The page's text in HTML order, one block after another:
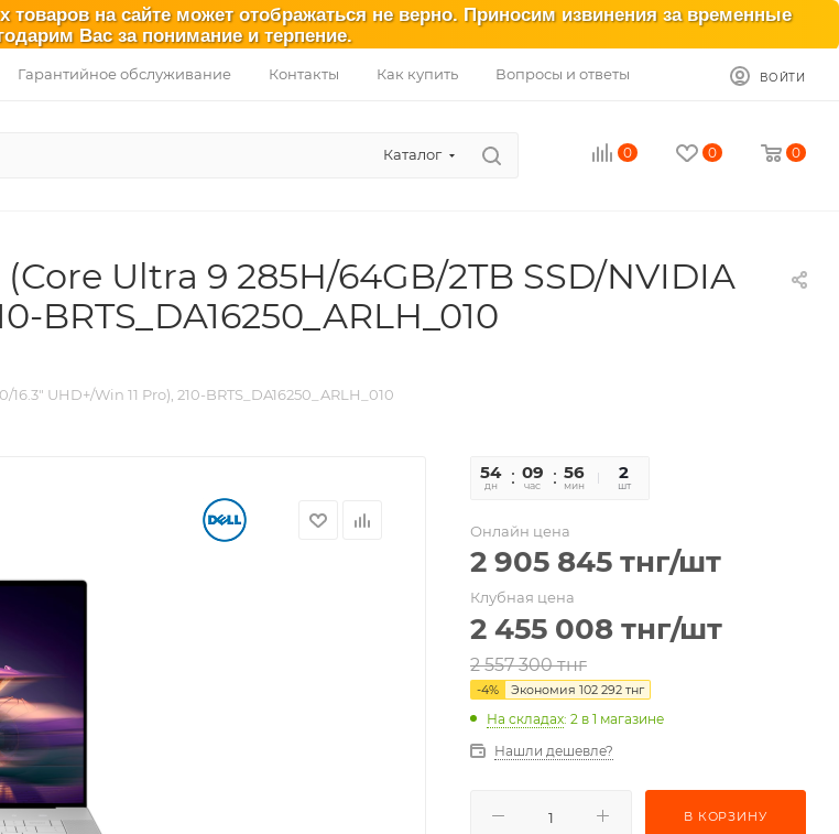
на сайте может отображаться не верно. Приносим извинения за временные
Вас за понимание и терпение.
Гарантийное обслуживание Контакты Как купить Вопросы и ответы ВОЙТИ
Каталог 0 0 0
Ultra 9 285H/64GB/2TB SSD/NVIDIA
BRTS_DA16250_ARLH_010
UHD+/Win 11 Pro), 210-BRTS_DA16250_ARLH_010
54
дн
09
час
56
мин
50
сек
2
шт
Онлайн цена
2 905 845 тнг/шт
Клубная цена
2 455 008 тнг/шт
2 557 300тнг
-4% Экономия 102 292 тнг
На складах: 2 в 1 магазине
Нашли дешевле?
В КОРЗИНУ